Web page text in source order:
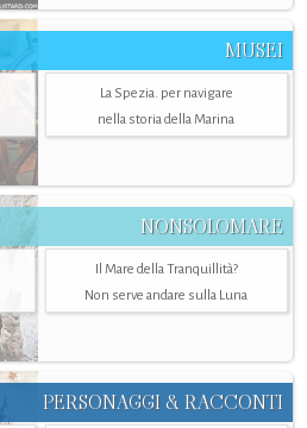
MUSEI
La Spezia. per navigare
nella storia della Marina
NONSOLOMARE
Il Mare della Tranquillità?
Non serve andare sulla Luna
PERSONAGGI & RACCONTI